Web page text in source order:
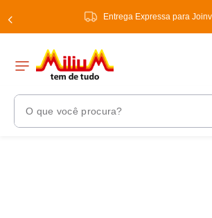
Entrega Expressa para
O que você procura?